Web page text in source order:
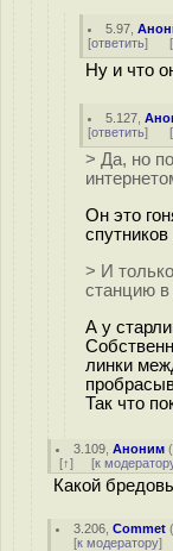
5.97 ,
[ответить] [
Ну и что
5.127 ,
[ответить] [
> Да, но
Он это
> И
станцию в
А у
линки
Так что
3.109 ,Аноним (
[↑] [к
Какой
3.206 ,Commet
[к модератору]